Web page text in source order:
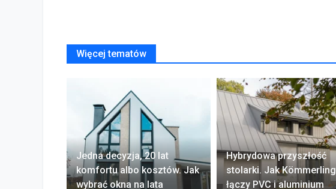
Więcej tematów
Jedna decyzja, 20 lat
komfortu albo kosztów. Jak
wybrać okna na lata
Hybrydowa przyszłość
stolarki. Jak Kömmerling
łączy PVC i aluminium